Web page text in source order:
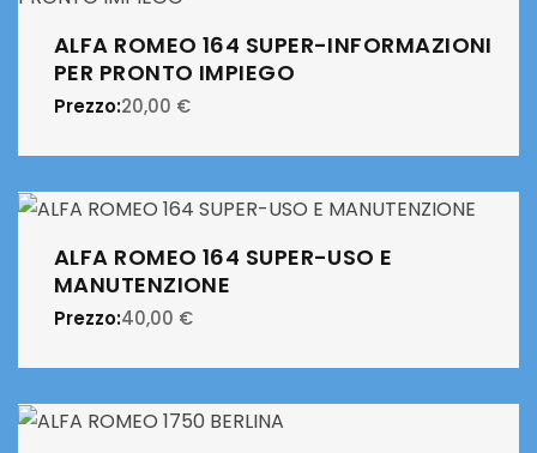
ALFA ROMEO 164 SUPER-INFORMAZIONI
PER PRONTO IMPIEGO
Prezzo:20,00 €
ALFA ROMEO 164 SUPER-USO E
MANUTENZIONE
Prezzo:40,00 €